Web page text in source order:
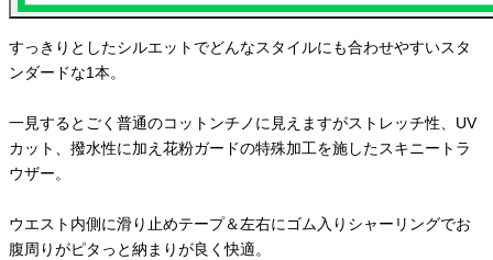
すっきりとしたシルエットでどんなスタイルにも合わせやすいスタ
ンダードな1本。
一見するとごく普通のコットンチノに見えますがストレッチ性、UV
カット、撥水性に加え花粉ガードの特殊加工を施したスキニートラ
ウザー。
ウエスト内側に滑り止めテープ＆左右にゴム入りシャーリングでお
腹周りがピタっと納まりが良く快適。